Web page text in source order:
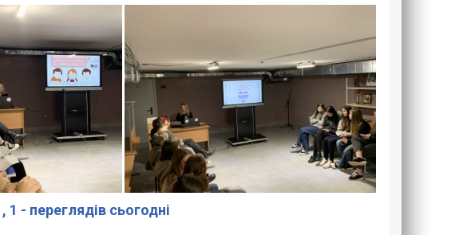
, 1 - переглядів сьогодні